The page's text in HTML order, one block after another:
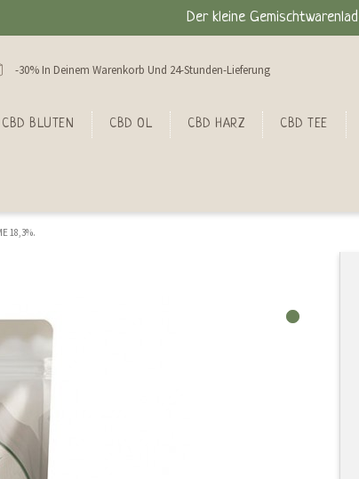
Der kleine
-30% In Deinem Warenkorb Und 24-Stunden-Lieferung
CBD BLUTEN CBD OL CBD HARZ CBD TEE
18,3%.